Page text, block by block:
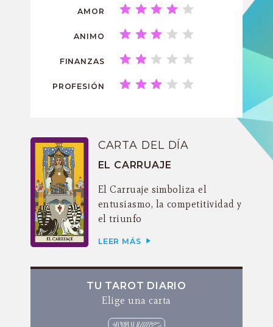
AMOR
ANIMO
FINANZAS
PROFESIÓN
CARTA DEL DÍA
EL CARRUAJE
El Carruaje simboliza el
entusiasmo, la competitividad y
el triunfo
LEER MÁS
TU TAROT DIARIO
Elige una carta